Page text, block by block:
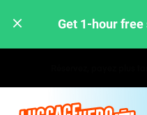
Get 1-hour